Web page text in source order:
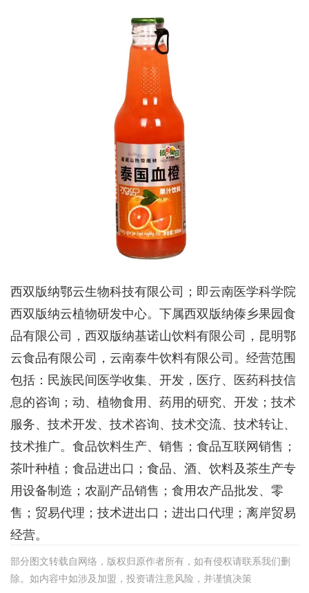
西双版纳鄂云生物科技有限公司；即云南医学科学院
西双版纳云植物研发中心。下属西双版纳傣乡果园食
品有限公司，西双版纳基诺山饮料有限公司，昆明鄂
云食品有限公司，云南泰牛饮料有限公司。经营范围
包括：民族民间医学收集、开发，医疗、医药科技信
息的咨询；动、植物食用、药用的研究、开发；技术
服务、技术开发、技术咨询、技术交流、技术转让、
技术推广。食品饮料生产、销售；食品互联网销售；
茶叶种植；食品进出口；食品、酒、饮料及茶生产专
用设备制造；农副产品销售；食用农产品批发、零
售；贸易代理；技术进出口；进出口代理；离岸贸易
经营。
部分图文转载自网络，版权归原作者所有，如有侵权请联系我们删
除。如内容中如涉及加盟，投资请注意风险，并谨慎决策